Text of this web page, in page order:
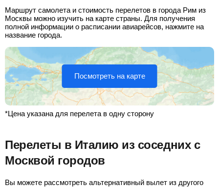
Маршрут самолета и стоимость перелетов в города Рим из
Москвы можно изучить на карте страны. Для получения
полной информации о расписании авиарейсов, нажмите на
название города.
Посмотреть на карте
*Цена указана для перелета в одну сторону
Перелеты в Италию из соседних с
Москвой городов
Вы можете рассмотреть альтернативный вылет из другого